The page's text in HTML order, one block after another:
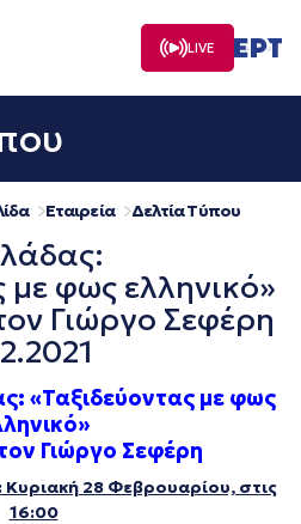
LIVE
Εταιρεία Δελτία Τύπου
με φως ελληνικό»
Γιώργο Σεφέρη
«Ταξιδεύοντας με φως
Γιώργο Σεφέρη
28 Φεβρουαρίου, στις
16:00